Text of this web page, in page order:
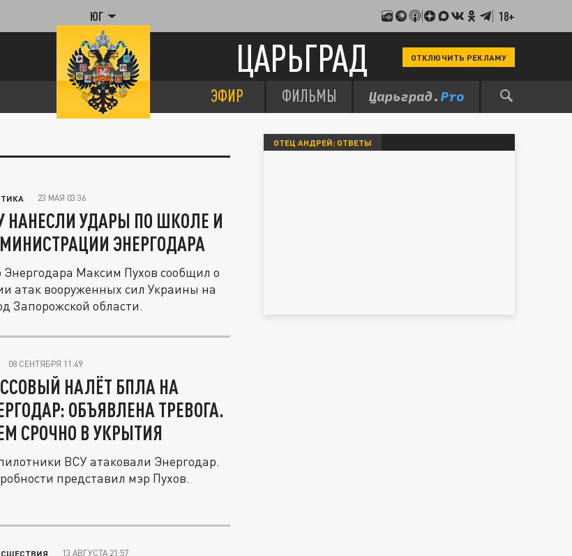
ЮГ 18+
ЦАРЬГРАД ОТКЛЮЧИТЬ РЕКЛАМУ
ЭФИР ФИЛЬМЫ
23 МАЯ 03:36
НАНЕСЛИ УДАРЫ ПО ШКОЛЕ И
ЭНЕРГОДАРА
Максим Пухов сообщил о
атак вооруженных сил Украины на
Запорожской области.
08 СЕНТЯБРЯ 11:49
НАЛЁТ БПЛА НА
ОБЪЯВЛЕНА ТРЕВОГА.
СРОЧНО В УКРЫТИЯ
ВСУ атаковали Энергодар.
представил мэр Пухов.
13 АВГУСТА 21:57
ОТЕЦ АНДРЕЙ: ОТВЕТЫ